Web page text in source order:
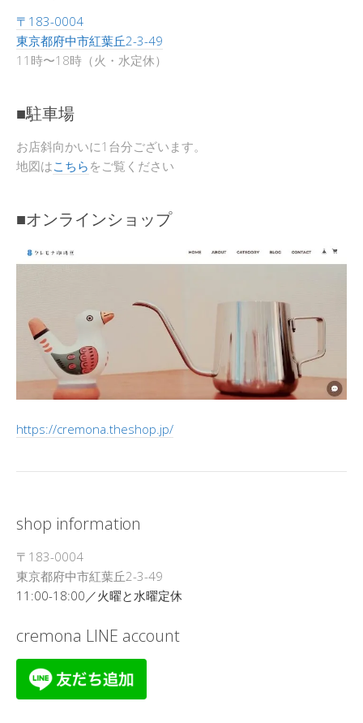
〒183-0004
東京都府中市紅葉丘2-3-49
11時〜18時（火・水定休）
■駐車場
お店斜向かいに1台分ございます。
地図はこちら をご覧ください
■オンラインショップ
https://cremona.theshop.jp/
shop information
〒183-0004
東京都府中市紅葉丘2-3-49
11:00-18:00／火曜と水曜定休
cremona LINE account